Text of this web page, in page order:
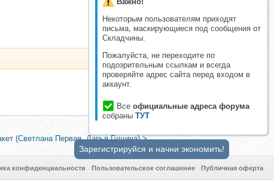
Некоторым пользователям приходят
письма, маскирующиеся под сообщения от
Складчины.
Пожалуйста, не переходите по
подозрительным ссылкам и всегда
проверяйте адрес сайта перед входом в
аккаунт.
Все официальные адреса форума
собраны ТУТ
(Светлана Первая, Дарья Гущина)>
конфиденциальности Пользовательское соглашение Публичная оферта
Зарегистрируйся и начни экономить!